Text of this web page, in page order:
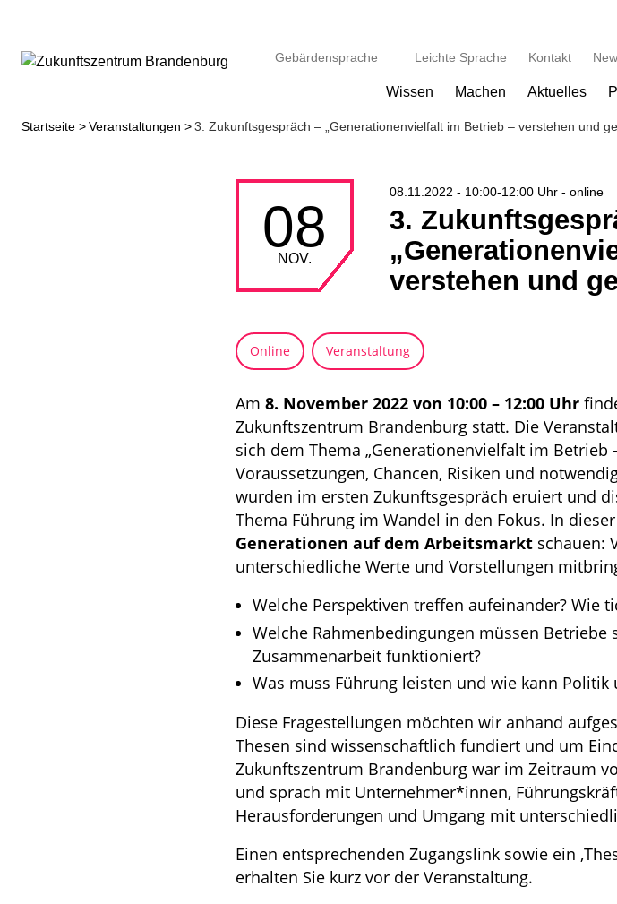
Gebärdensprache Leichte Sprache Kontakt
Wissen Machen Aktuelles
Startseite Veranstaltungen 3. Zukunftsgespräch – „Generationenvielfalt im Betrieb – verstehen und
08
NOV.
08.11.2022 - 10:00-12:00 Uhr - online
3.
verstehen und
Online Veranstaltung
Am 8. November 2022 von 10:00 – 12:00 Uhr
Zukunftszentrum Brandenburg statt. Die
sich dem Thema „Generationenvielfalt im Betrieb
Voraussetzungen, Chancen, Risiken und
wurden im ersten Zukunftsgespräch eruiert und
Thema Führung im Wandel in den Fokus. In
Generationen auf dem Arbeitsmarkt schauen:
unterschiedliche Werte und Vorstellungen
Welche Perspektiven treffen aufeinander? Wie
Welche Rahmenbedingungen müssen
Zusammenarbeit funktioniert?
Was muss Führung leisten und wie kann Politik
Diese Fragestellungen möchten wir anhand
Thesen sind wissenschaftlich fundiert und um
Zukunftszentrum Brandenburg war im Zeitraum
und sprach mit Unternehmer*innen,
Herausforderungen und Umgang mit
Einen entsprechenden Zugangslink sowie ein
erhalten Sie kurz vor der Veranstaltung.